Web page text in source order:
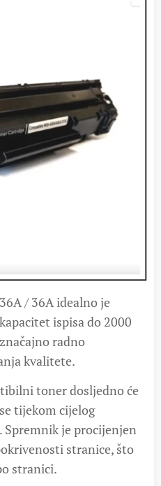
/ 36A idealno je
ispisa do 2000
radno
kvalitete.
toner dosljedno će
tijekom cijelog
Spremnik je procijenjen
stranice, što
stranici.